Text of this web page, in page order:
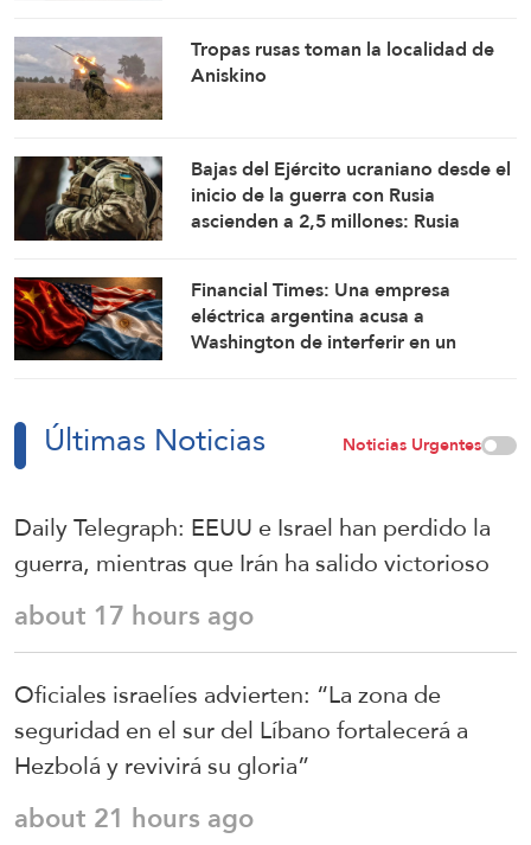
asedio y escalada por escalada
Tropas rusas toman la localidad de
Aniskino
Bajas del Ejército ucraniano desde el
inicio de la guerra con Rusia
ascienden a 2,5 millones: Rusia
Financial Times: Una empresa
eléctrica argentina acusa a
Washington de interferir en un
Últimas Noticias Noticias Urgentes
Daily Telegraph: EEUU e Israel han perdido la
guerra, mientras que Irán ha salido victorioso
about 17 hours ago
Oficiales israelíes advierten: “La zona de
seguridad en el sur del Líbano fortalecerá a
Hezbolá y revivirá su gloria”
about 21 hours ago